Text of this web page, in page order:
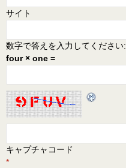
サイト
数字で答えを入力してください:
four × one =
キャプチャコード
*